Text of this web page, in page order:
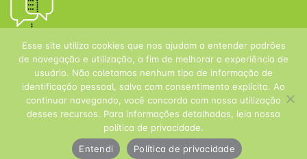
Esse site utiliza cookies que nos ajudam a entender padrões
de navegação e utilização, a fim de melhorar a experiência de
usuário. Não coletamos nenhum tipo de informação de
identificação pessoal, salvo com consentimento explícito. Ao
continuar navegando, você concorda com nossa utilização
desses recursos. Para informações detalhadas, leia nossa
política de privacidade.
Entendi
Política de privacidade